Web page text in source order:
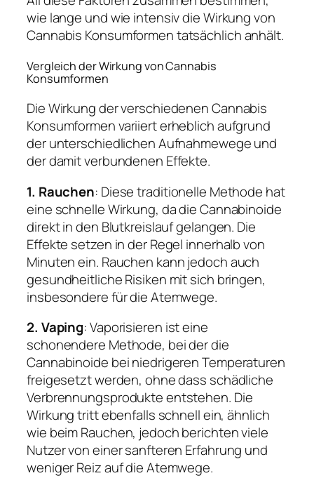
wie lange und wie intensiv die Wirkung von
Cannabis Konsumformen tatsächlich anhält.
Vergleich der Wirkung von Cannabis
Konsumformen
Die Wirkung der verschiedenen Cannabis
Konsumformen variiert erheblich aufgrund
der unterschiedlichen Aufnahmewege und
der damit verbundenen Effekte.
1. Rauchen: Diese traditionelle Methode hat
eine schnelle Wirkung, da die Cannabinoide
direkt in den Blutkreislauf gelangen. Die
Effekte setzen in der Regel innerhalb von
Minuten ein. Rauchen kann jedoch auch
gesundheitliche Risiken mit sich bringen,
insbesondere für die Atemwege.
2. Vaping: Vaporisieren ist eine
schonendere Methode, bei der die
Cannabinoide bei niedrigeren Temperaturen
freigesetzt werden, ohne dass schädliche
Verbrennungsprodukte entstehen. Die
Wirkung tritt ebenfalls schnell ein, ähnlich
wie beim Rauchen, jedoch berichten viele
Nutzer von einer sanfteren Erfahrung und
weniger Reiz auf die Atemwege.